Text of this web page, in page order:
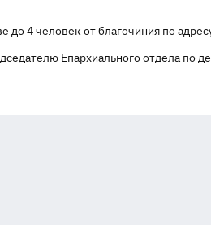
до 4 человек от благочиния по
Епархиального отдела